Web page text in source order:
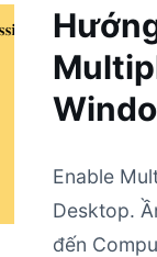
Enable
Desktop.
đến